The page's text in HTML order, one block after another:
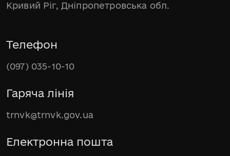
Кривий Ріг, Дніпропетровська обл.
Телефон
(097) 035-10-10
Гаряча лінія
trnvk@trnvk.gov.ua
Електронна пошта